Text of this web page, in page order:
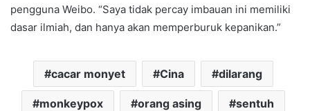
pengguna Weibo. “Saya tidak percay imbauan ini memiliki
dasar ilmiah, dan hanya akan memperburuk kepanikan.”
cacar monyet Cina dilarang
monkeypox orang asing sentuh